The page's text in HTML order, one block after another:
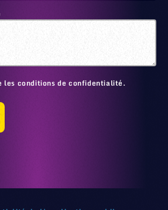
les conditions de confidentialité.